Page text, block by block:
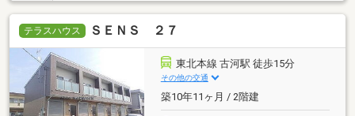
テラスハウス ＳＥＮＳ ２７
東北本線 古河駅 徒歩15分
その他の交通
築10年11ヶ月 / 2階建